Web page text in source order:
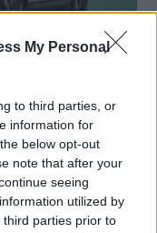
My Personal
to third parties, or
information for
below opt-out
note that after your
seeing
utilized by
parties prior to
bländningsrisken finns i
58 mil på en